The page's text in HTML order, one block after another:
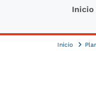
Inicio
Inicio